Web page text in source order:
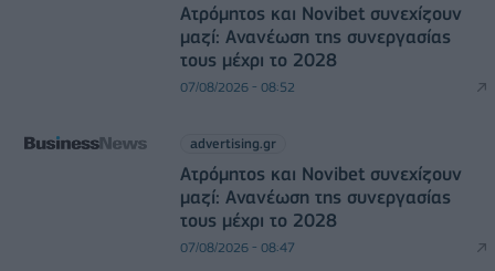
Ατρόμητος και Novibet συνεχίζουν
μαζί: Ανανέωση της συνεργασίας
τους μέχρι το 2028
07/08/2026 - 08:52
advertising.gr
Ατρόμητος και Novibet συνεχίζουν
μαζί: Ανανέωση της συνεργασίας
τους μέχρι το 2028
07/08/2026 - 08:47